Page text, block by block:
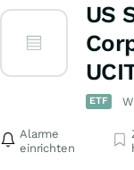
US
ETF
Alarme
einrichten